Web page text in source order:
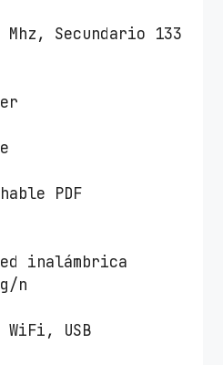
Secundario 133
PDF
inalámbrica
n
WiFi, USB